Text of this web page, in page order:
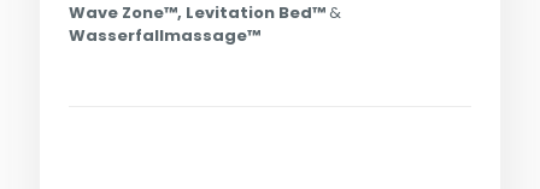
Wave Zone™, Levitation Bed™&
Wasserfallmassage™